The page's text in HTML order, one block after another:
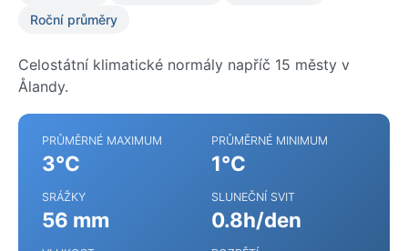
Roční průměry
Celostátní klimatické normály napříč 15 městy v
Ålandy.
PRŮMĚRNÉ MAXIMUM
3°C
PRŮMĚRNÉ MINIMUM
1°C
SRÁŽKY
56 mm
SLUNEČNÍ SVIT
0.8h/den